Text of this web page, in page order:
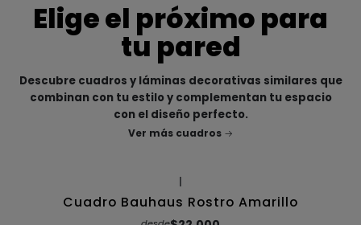
Elige el próximo para
tu pared
Descubre cuadros y láminas decorativas similares que
combinan con tu estilo y complementan tu espacio
con el diseño perfecto.
Ver más cuadros
Cuadro Bauhaus Rostro Amarillo